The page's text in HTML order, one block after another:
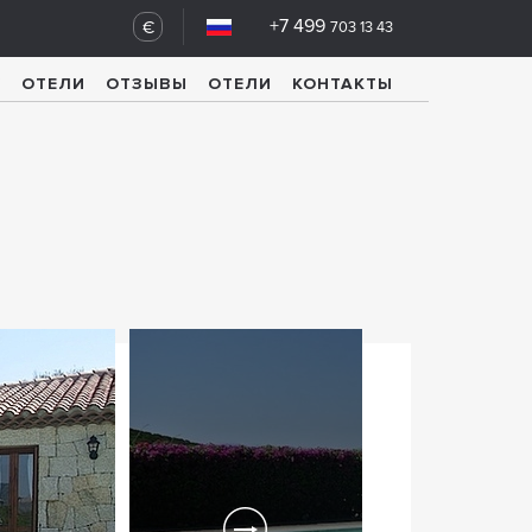
+7 499 703 13 43
€
ОТЕЛИ ОТЗЫВЫ ОТЕЛИ КОНТАКТЫ